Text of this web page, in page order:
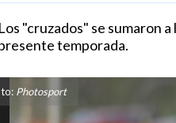
Los "cruzados" se sumaron
temporada.
Photosport